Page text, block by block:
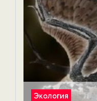
Экология